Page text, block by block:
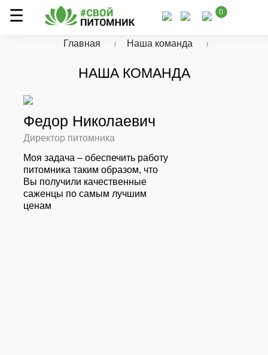
0
Главная Наша команда
НАША КОМАНДА
Федор Николаевич
Директор питомника
Моя задача – обеспечить работу
питомника таким образом, что
Вы получили качественные
саженцы по самым лучшим
ценам